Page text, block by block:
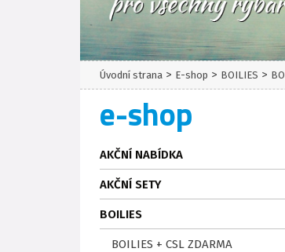
Úvodní strana > E-shop > BOILIES >
e-shop
AKČNÍ NABÍDKA
AKČNÍ SETY
BOILIES
BOILIES + CSL ZDARMA